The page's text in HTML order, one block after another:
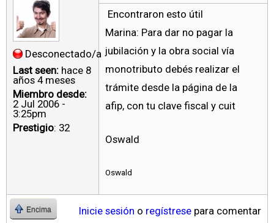
Desconectado/a
Last seen: hace 8
años 4 meses
Miembro desde:
2 Jul 2006 -
3:25pm
Prestigio: 32
Encontraron esto útil
Marina: Para dar no pagar la
jubilación y la obra social vía
monotributo debés realizar el
trámite desde la página de la
afip, con tu clave fiscal y cuit
Oswald
Oswald
Encima Inicie sesión o regístrese para comentar